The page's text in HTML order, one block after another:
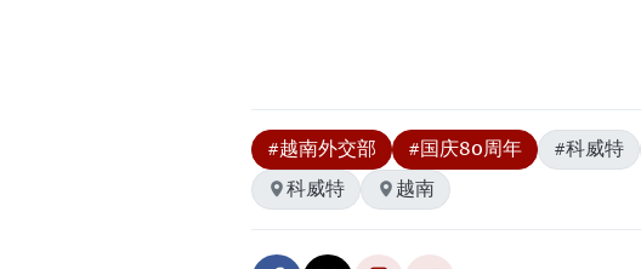
#越南外交部 #国庆80周年 #科威特
科威特
越南